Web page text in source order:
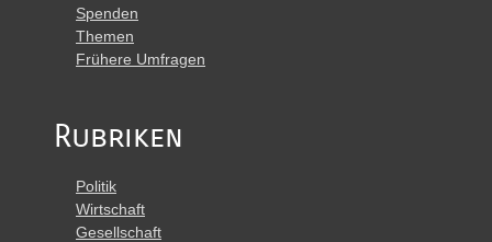
Spenden
Themen
Frühere Umfragen
Rubriken
Politik
Wirtschaft
Gesellschaft